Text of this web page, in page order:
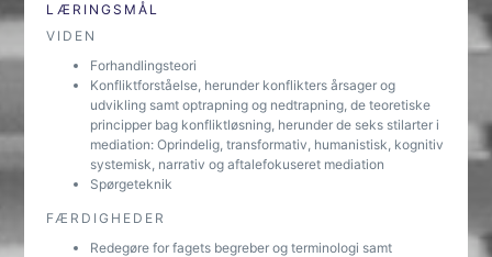
LÆRINGSMÅL
VIDEN
Forhandlingsteori
Konfliktforståelse, herunder konflikters årsager og
udvikling samt optrapning og nedtrapning, de teoretiske
principper bag konfliktløsning, herunder de seks stilarter i
mediation: Oprindelig, transformativ, humanistisk, kognitiv
systemisk, narrativ og aftalefokuseret mediation
Spørgeteknik
FÆRDIGHEDER
Redegøre for fagets begreber og terminologi samt